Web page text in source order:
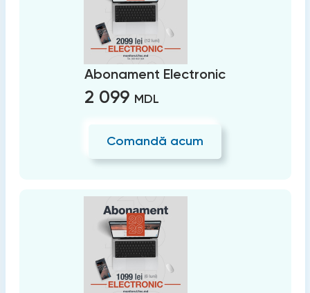
Abonament Electronic
2 099 MDL
Comandă acum